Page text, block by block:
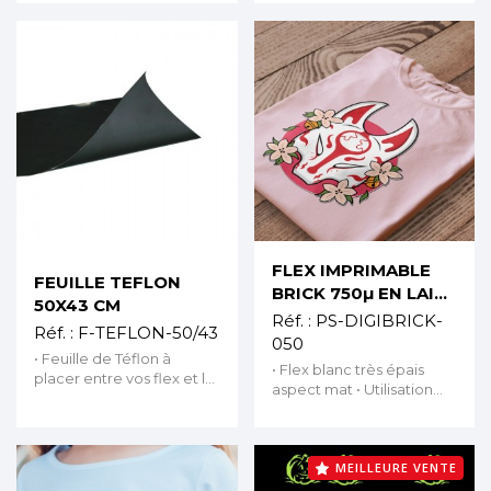
FEUILLE TEFLON
50X43 CM
Réf. : F-TEFLON-50/43
• Feuille de Téflon à
placer entre vos flex et le
Aperçu rapide
FLEX IMPRIMABLE
BRICK 750µEN LAIZE
500 MM
Réf. : PS-DIGIBRICK-
050
• Flex blanc très épais
aspect mat • Utilisation
impressions comportant
plusieurs pièces : pressez
MEILLEURE VENTE